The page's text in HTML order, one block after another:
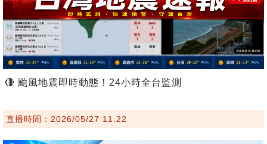
🔴 颱風地震即時動態！24小時全台監測
直播時間：2026/05/27 11:22